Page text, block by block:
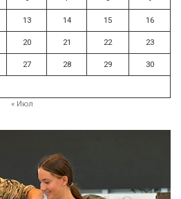
13 14 15 16
20 21 22 23
27 28 29 30
« Июл